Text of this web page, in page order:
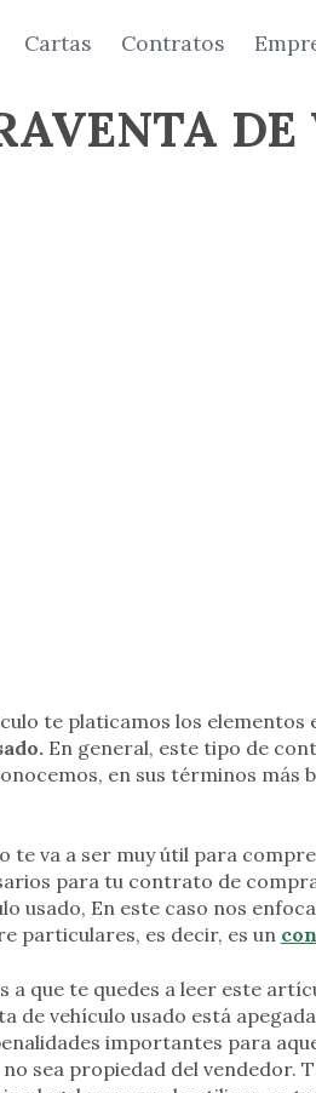
Cartas Contratos
te platicamos los elementos
En general, este tipo de
en sus términos más
te va a ser muy útil para
para tu contrato de
usado, En este caso nos
particulares, es decir, es un
a que te quedes a leer este
de vehículo usado está
importantes para
sea propiedad del vendedor.